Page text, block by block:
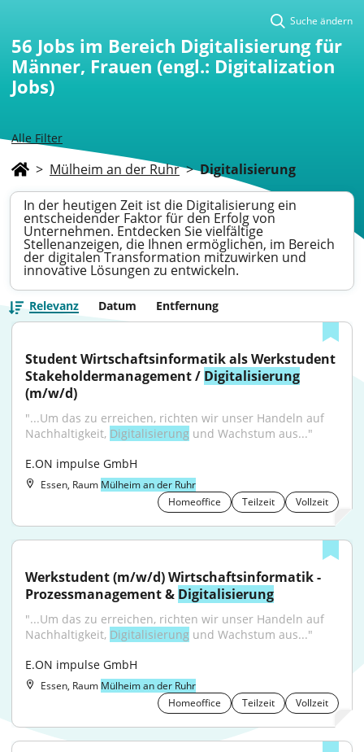
Alle Filter
Suche ändern
56 Jobs im Bereich Digitalisierung für
Männer, Frauen (engl.: Digitalization
Jobs)
> Mülheim an der Ruhr > Digitalisierung
In der heutigen Zeit ist die Digitalisierung ein
entscheidender Faktor für den Erfolg von
Unternehmen. Entdecken Sie vielfältige
Stellenanzeigen, die Ihnen ermöglichen, im Bereich
der digitalen Transformation mitzuwirken und
innovative Lösungen zu entwickeln.
Relevanz Datum Entfernung
Student Wirtschaftsinformatik als Werkstudent
Stakeholdermanagement / Digitalisierung
(m/w/d)
"...Um das zu erreichen, richten wir unser Handeln auf
Nachhaltigkeit, Digitalisierung und Wachstum aus..."
E.ON impulse GmbH
Essen, Raum Mülheim an der Ruhr
Homeoffice
Teilzeit Vollzeit
Werkstudent (m/w/d) Wirtschaftsinformatik -
Prozessmanagement & Digitalisierung
"...Um das zu erreichen, richten wir unser Handeln auf
Nachhaltigkeit, Digitalisierung und Wachstum aus..."
E.ON impulse GmbH
Essen, Raum Mülheim an der Ruhr
Homeoffice
Teilzeit Vollzeit